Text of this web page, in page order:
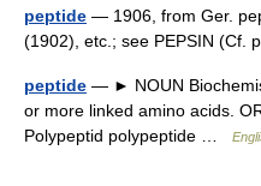
peptide — 1906, from Ger.
(1902), etc.; see PEPSIN (Cf.
peptide — ► NOUN
or more linked amino acids.
Polypeptid polypeptide …